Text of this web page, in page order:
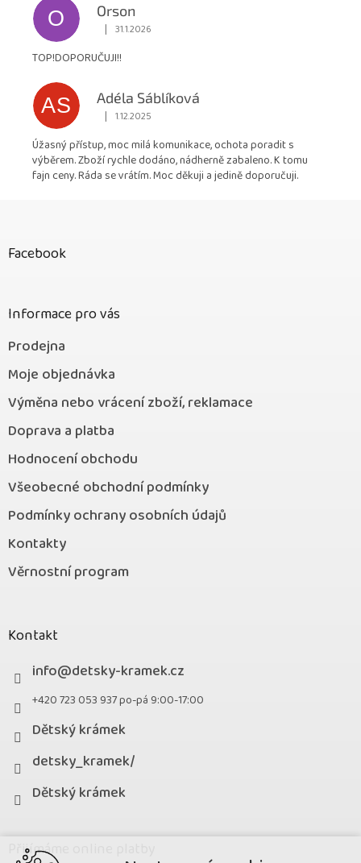
O
Orson
Hodnocení obchodu je 5 z 5 hvězdiček.
| 31.1.2026
TOP!DOPORUČUJI!!
AS
Adéla Sáblíková
Hodnocení obchodu je 5 z 5 hvězdiček.
| 1.12.2025
Úžasný přístup, moc milá komunikace, ochota poradit s
výběrem. Zboží rychle dodáno, nádherně zabaleno. K tomu
fajn ceny. Ráda se vrátím. Moc děkuji a jedině doporučuji.
Facebook
Informace pro vás
Prodejna
Moje objednávka
Výměna nebo vrácení zboží, reklamace
Doprava a platba
Hodnocení obchodu
Všeobecné obchodní podmínky
Podmínky ochrany osobních údajů
Kontakty
Věrnostní program
Kontakt
info@detsky-kramek.cz
+420 723 053 937 po-pá 9:00-17:00
Dětský krámek
detsky_kramek/
Dětský krámek
Přijímáme online platby